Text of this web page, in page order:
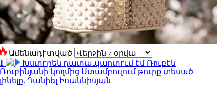
Ամենադիտված
1
Խստորեն դատապարտում եմ Ռուբեն
Ռուբինյանի կողմից Ստամբուլում թուրք տեսած
լինելը. Դանիել Իոաննիսյան